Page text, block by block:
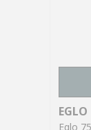
EGLO